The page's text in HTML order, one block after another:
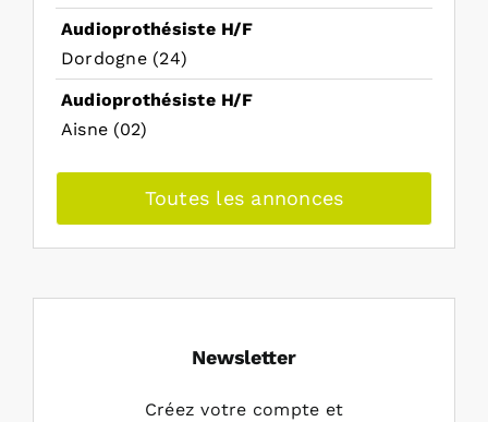
Audioprothésiste H/F
Dordogne (24)
Audioprothésiste H/F
Aisne (02)
Toutes les annonces
Newsletter
Créez votre compte et